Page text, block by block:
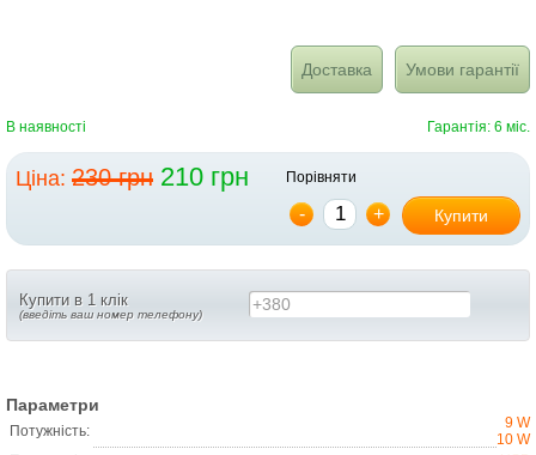
Доставка Умови гарантії
В наявності Гарантія: 6 міс.
Ціна: 230 грн 210 грн Порівняти
- + Купити
Купити в 1 клік
(введіть ваш номер телефону) +380
Параметри
Потужність:
9 W
10 W